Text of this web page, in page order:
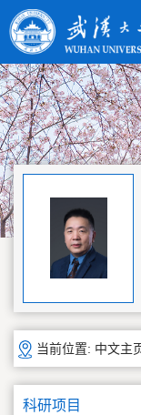
当前位置: 中文主
科研项目